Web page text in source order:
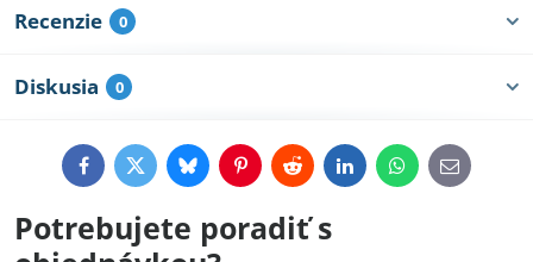
Recenzie 0
Diskusia 0
FacebookTwitterBlueskyPinterestRedditLinkedInWhatsApp
E-
mail
Potrebujete poradiť s